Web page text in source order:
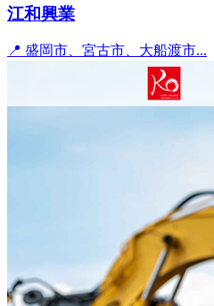
江和興業
📍 盛岡市、宮古市、大船渡市...